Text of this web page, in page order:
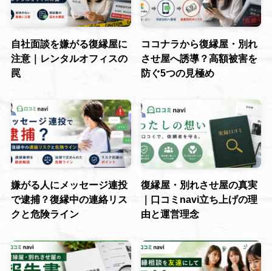
自社面談を嫌がる復縁屋に
注意｜レンタルオフィスの
罠
ココナラから復縁屋・別れ
させ屋へ誘導？高額被害を
防ぐ5つの見極め
嫌がる人にメッセージ連投
で逮捕？復縁中の連絡リス
クと危険ライン
復縁屋・別れさせ屋の真実
｜口コミnavi立ち上げの理
由と運営理念